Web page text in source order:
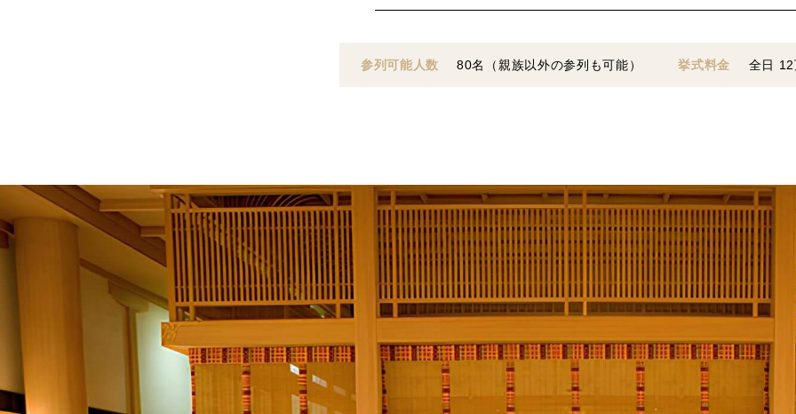
参列可能人数 80名（親族以外の参列も可能） 挙式料金 全日